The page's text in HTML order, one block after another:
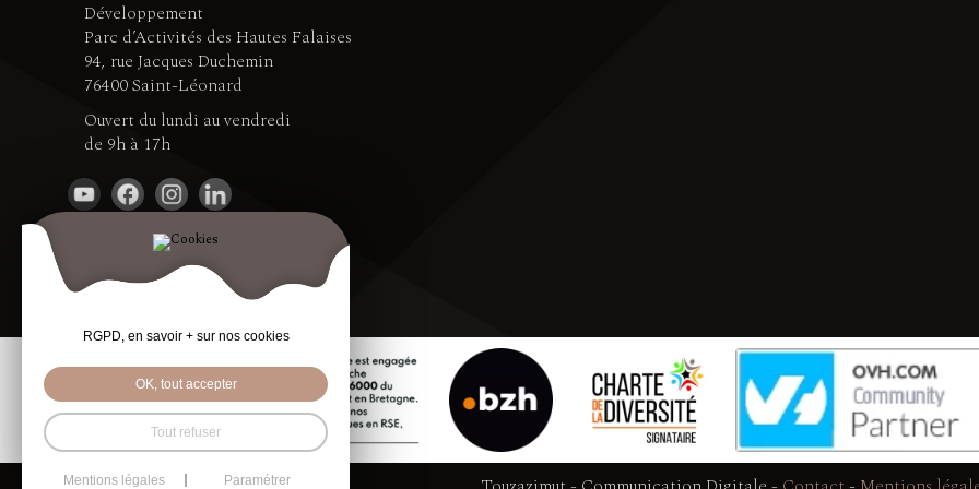
Développement
Parc d’Activités des Hautes Falaises
94, rue Jacques Duchemin
76400 Saint-Léonard
Ouvert du lundi au vendredi
de 9h à 17h
RGPD, en savoir + sur nos cookies
OK, tout accepter
Tout refuser
Mentions légales Paramétrer